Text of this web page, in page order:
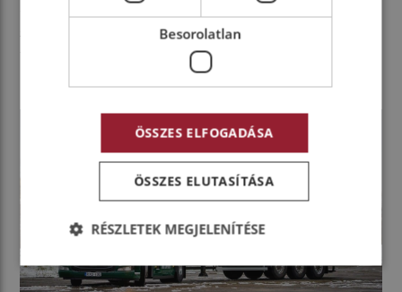
szeptemberében már az ötezredik FH
tehergépkocsiját vette át a fuvarozóvállalat.
Besorolatlan
ÖSSZES ELFOGADÁSA
ÖSSZES ELUTASÍTÁSA
RÉSZLETEK MEGJELENÍTÉSE